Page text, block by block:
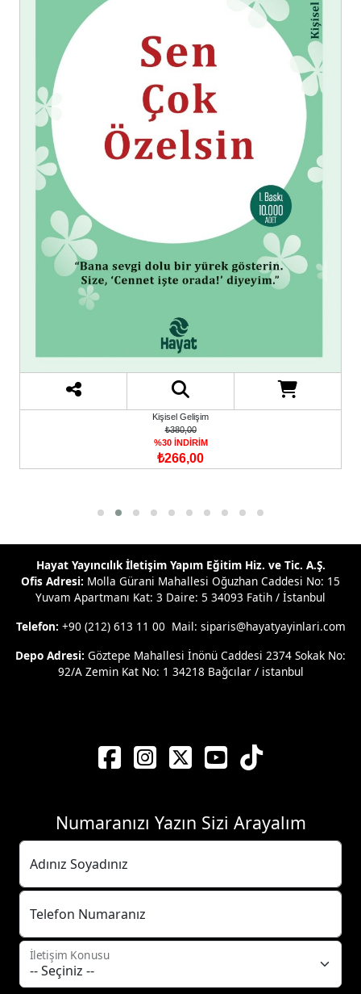
Sağlık
₺400,00
%30 İNDİRİM
₺280,00
Hayat Yayıncılık İletişim Yapım Eğitim Hiz. ve Tic. A.Ş.
Ofis Adresi: Molla Gürani Mahallesi Oğuzhan Caddesi No: 15
Yuvam Apartmanı Kat: 3 Daire: 5 34093 Fatih / İstanbul
Telefon: +90 (212) 613 11 00 Mail: siparis@hayatyayinlari.com
Depo Adresi: Göztepe Mahallesi İnönü Caddesi 2374 Sokak No:
92/A Zemin Kat No: 1 34218 Bağcılar / istanbul
Numaranızı Yazın Sizi Arayalım
Adınız Soyadınız
Telefon Numaranız
İletişim Konusu